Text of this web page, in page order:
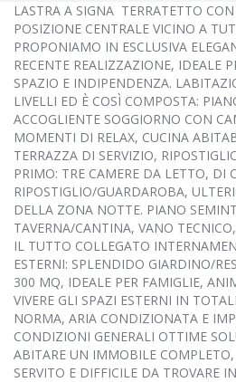
LASTRA A SIGNA  TERRATETTO
POSIZIONE CENTRALE VICINO A
PROPONIAMO IN ESCLUSIVA
RECENTE REALIZZAZIONE, IDEALE
SPAZIO E INDIPENDENZA.
LIVELLI ED È COSÌ COMPOSTA:
ACCOGLIENTE SOGGIORNO CON
MOMENTI DI RELAX, CUCINA
TERRAZZA DI SERVIZIO,
PRIMO: TRE CAMERE DA LETTO, DI
RIPOSTIGLIO/GUARDAROBA,
DELLA ZONA NOTTE. PIANO
TAVERNA/CANTINA, VANO
IL TUTTO COLLEGATO
ESTERNI: SPLENDIDO GIARDINO/
300 MQ, IDEALE PER FAMIGLIE,
VIVERE GLI SPAZI ESTERNI IN
NORMA, ARIA CONDIZIONATA E
CONDIZIONI GENERALI OTTIME
ABITARE UN IMMOBILE
SERVITO E DIFFICILE DA TROVARE